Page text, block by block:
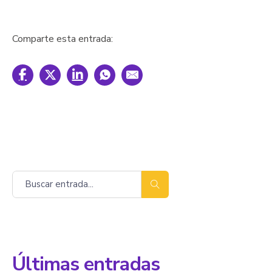
Comparte esta entrada:
Buscar
Últimas entradas